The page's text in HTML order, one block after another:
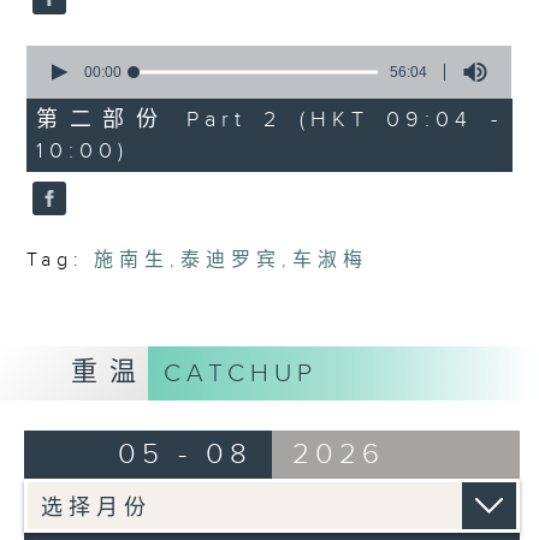
seconds
56
minutes,
4
seconds
00:00 56:04
第二部份 Part 2 (HKT 09:04 -
10:00)
Tag: 施南生 ,泰迪罗宾 , 车淑梅
重温 CATCHUP
05 - 08 2026